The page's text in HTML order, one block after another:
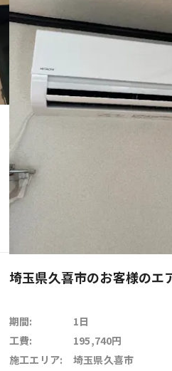
埼玉県久喜市のお客様のエ
期間:
1日
工費:
195,740円
施工エリア:
埼玉県久喜市